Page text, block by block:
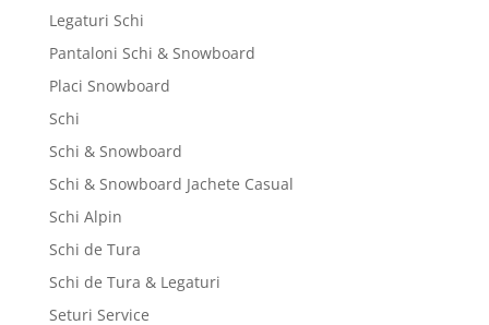
Legaturi Schi
Pantaloni Schi & Snowboard
Placi Snowboard
Schi
Schi & Snowboard
Schi & Snowboard Jachete Casual
Schi Alpin
Schi de Tura
Schi de Tura & Legaturi
Seturi Service